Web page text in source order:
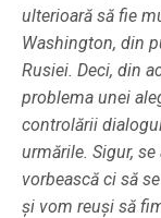
ulterioară să fie
Washington, din
Rusiei. Deci, din
problema unei
controlării
urmările. Sigur,
vorbească ci să
și vom reuși să